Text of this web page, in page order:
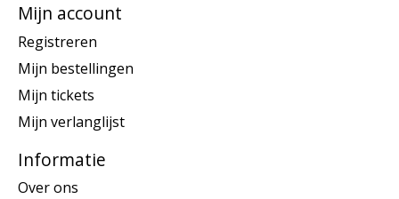
Mijn account
Registreren
Mijn bestellingen
Mijn tickets
Mijn verlanglijst
Informatie
Over ons